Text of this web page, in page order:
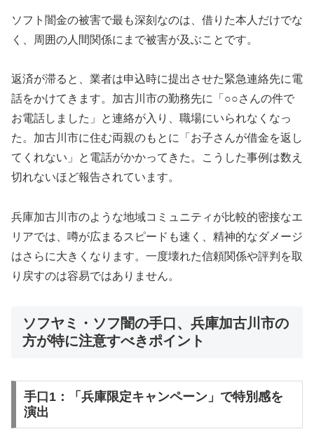
ソフト闇金の被害で最も深刻なのは、借りた本人だけでな
く、周囲の人間関係にまで被害が及ぶことです。
返済が滞ると、業者は申込時に提出させた緊急連絡先に電
話をかけてきます。加古川市の勤務先に「○○さんの件で
お電話しました」と連絡が入り、職場にいられなくなっ
た。加古川市に住む両親のもとに「お子さんが借金を返し
てくれない」と電話がかかってきた。こうした事例は数え
切れないほど報告されています。
兵庫加古川市のような地域コミュニティが比較的密接なエ
リアでは、噂が広まるスピードも速く、精神的なダメージ
はさらに大きくなります。一度壊れた信頼関係や評判を取
り戻すのは容易ではありません。
ソフヤミ・ソフ闇の手口、兵庫加古川市の
方が特に注意すべきポイント
手口1：「兵庫限定キャンペーン」で特別感を
演出